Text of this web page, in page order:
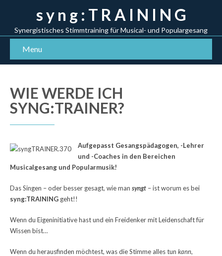
s y n g : T R A I N I N G
Synergistisches Stimmtraining für Musical- und Populargesang
Menu
WIE WERDE ICH
SYNG:TRAINER?
Aufgepasst Gesangspädagogen, -Lehrer
und -Coaches in den Bereichen
Musicalgesang und Popularmusik!
Das Singen – oder besser gesagt, wie man syngt – ist worum es bei
syng:TRAINING geht!!
Wenn du Eigeninitiative hast und ein Freidenker mit Leidenschaft für
Wissen bist…
Wenn du herausfinden möchtest, was die Stimme alles tun kann,